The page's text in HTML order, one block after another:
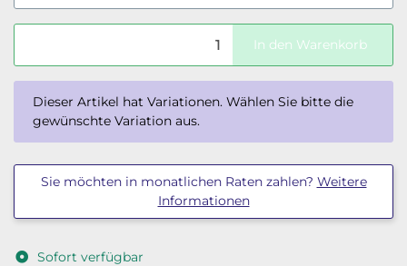
In den Warenkorb
x
Dieser Artikel hat Variationen. Wählen Sie bitte die
gewünschte Variation aus.
Sie möchten in monatlichen Raten zahlen? Weitere
Informationen
Sofort verfügbar